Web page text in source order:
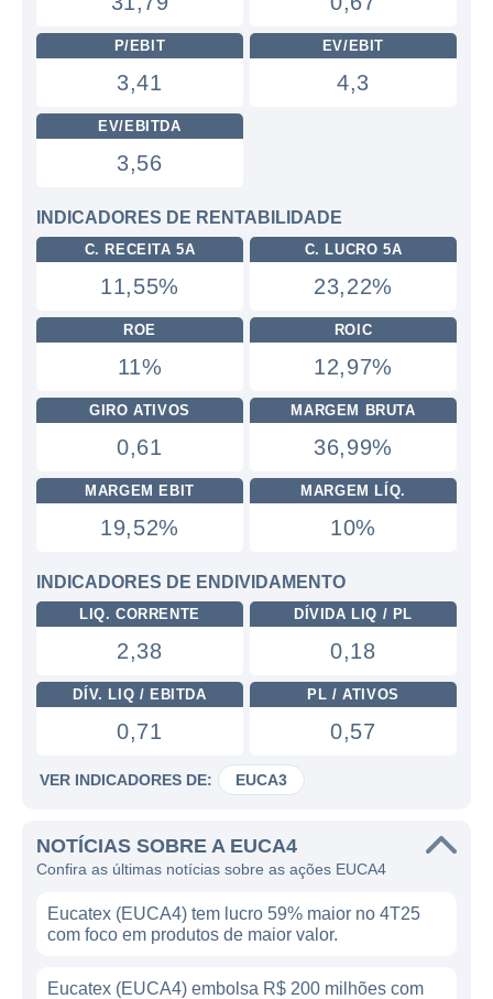
P/EBIT
3,41
EV/EBIT
4,3
EV/EBITDA
3,56
INDICADORES DE RENTABILIDADE
C. RECEITA 5A
11,55%
C. LUCRO 5A
23,22%
ROE
11%
ROIC
12,97%
GIRO ATIVOS
0,61
MARGEM BRUTA
36,99%
MARGEM EBIT
19,52%
MARGEM LÍQ.
10%
INDICADORES DE ENDIVIDAMENTO
LIQ. CORRENTE
2,38
DÍVIDA LIQ / PL
0,18
DÍV. LIQ / EBITDA
0,71
PL / ATIVOS
0,57
VER INDICADORES DE: EUCA3
NOTÍCIAS SOBRE A EUCA4
Confira as últimas notícias sobre as ações EUCA4
Eucatex (EUCA4) tem lucro 59% maior no 4T25
com foco em produtos de maior valor.
Eucatex (EUCA4) embolsa R$ 200 milhões com